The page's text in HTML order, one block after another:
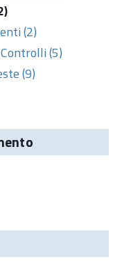
(2)
Controlli (5)
(9)